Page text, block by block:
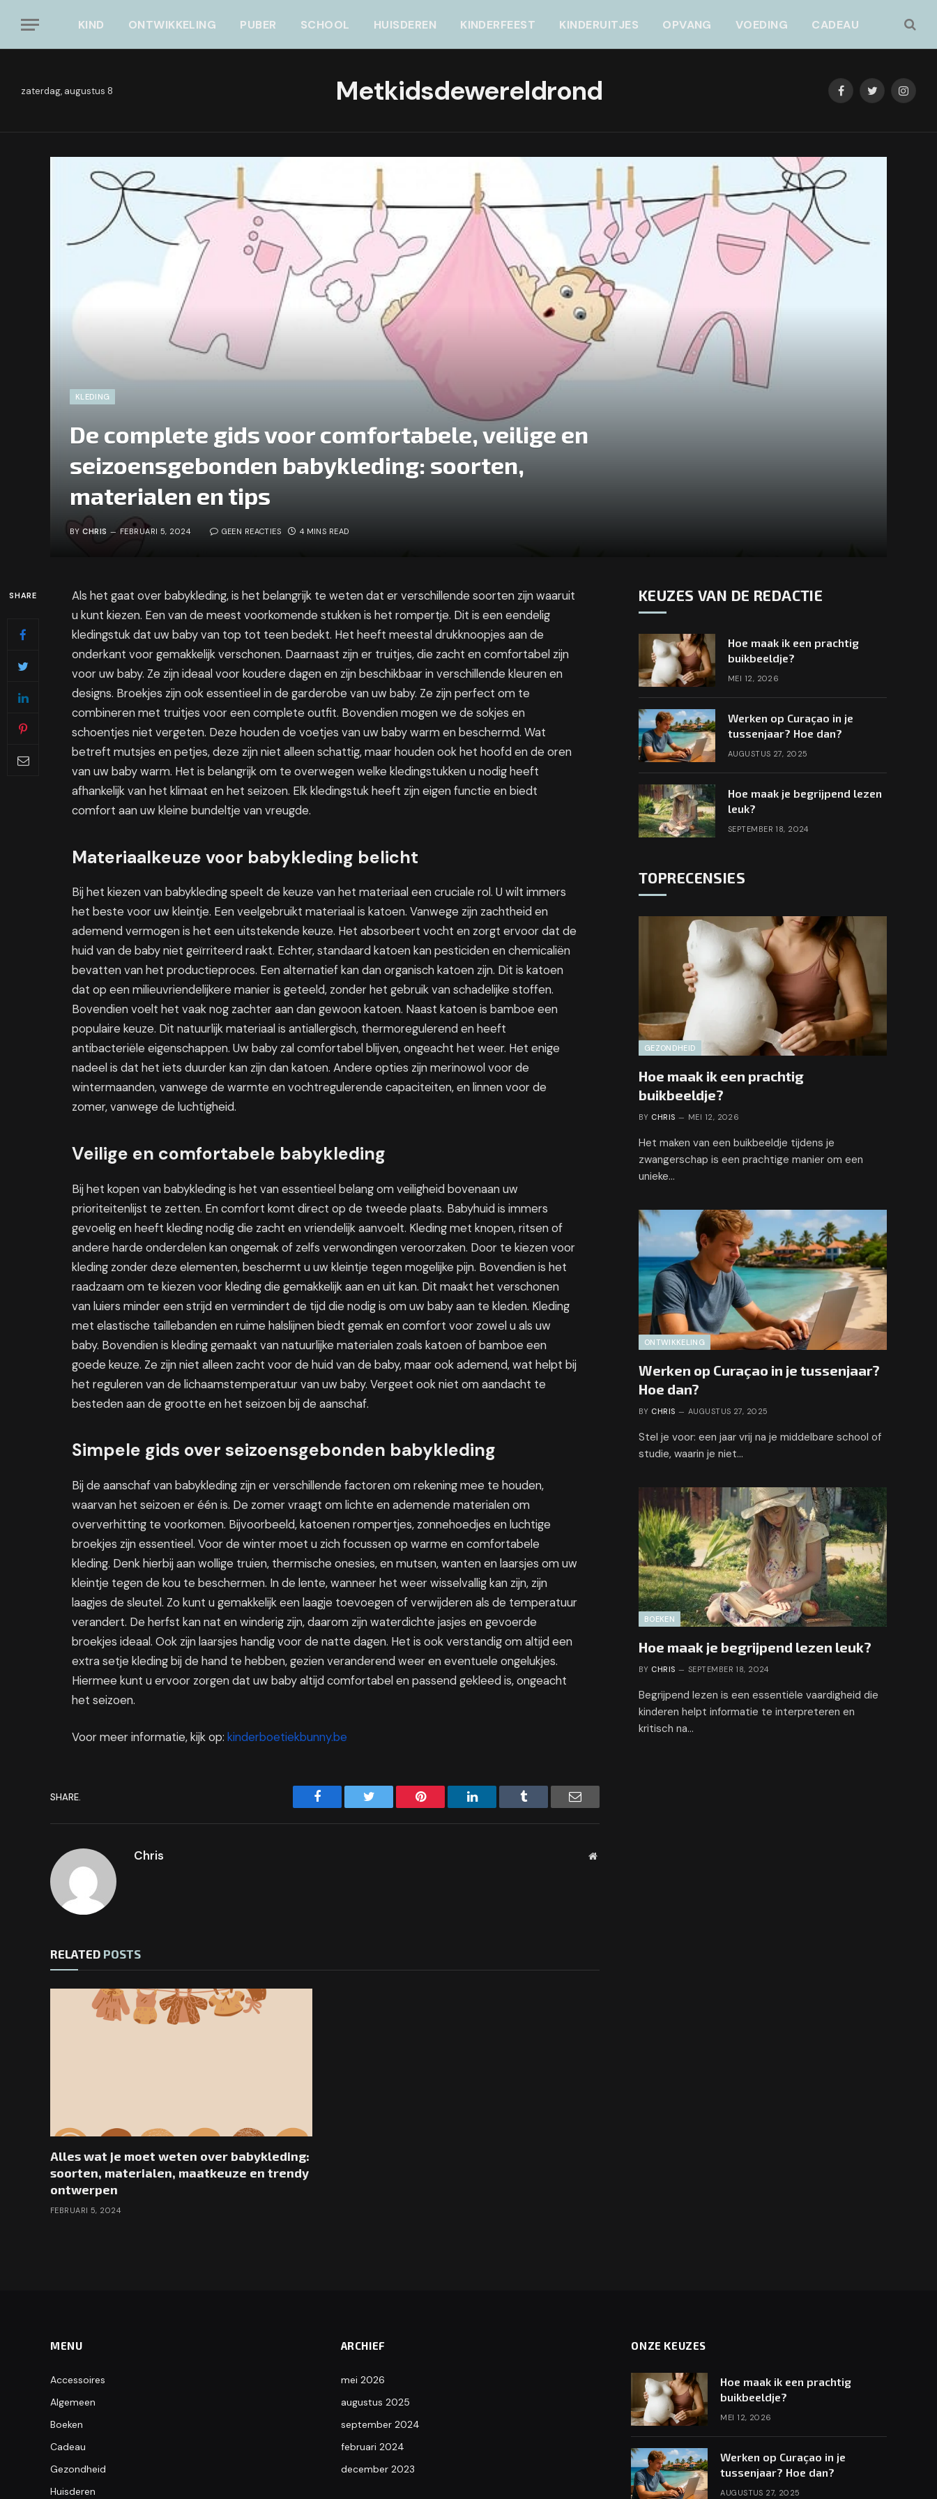
KIND ONTWIKKELING PUBER SCHOOL HUISDEREN KINDERFEEST KINDERUITJES OPVANG VOEDING CADEAU
zaterdag, augustus 8 Metkidsdewereldrond FacebookTwitter
KLEDING
De complete gids voor comfortabele, veilige en
seizoensgebonden babykleding: soorten,
materialen en tips
BY CHRIS FEBRUARI 5, 2024 GEEN REACTIES 4 MINS READ
SHARE
Als het gaat over babykleding, is het belangrijk te weten dat er verschillende soorten zijn waaruit
u kunt kiezen. Een van de meest voorkomende stukken is het rompertje. Dit is een eendelig
kledingstuk dat uw baby van top tot teen bedekt. Het heeft meestal drukknoopjes aan de
onderkant voor gemakkelijk verschonen. Daarnaast zijn er truitjes, die zacht en comfortabel zijn
voor uw baby. Ze zijn ideaal voor koudere dagen en zijn beschikbaar in verschillende kleuren en
designs. Broekjes zijn ook essentieel in de garderobe van uw baby. Ze zijn perfect om te
combineren met truitjes voor een complete outfit. Bovendien mogen we de sokjes en
schoentjes niet vergeten. Deze houden de voetjes van uw baby warm en beschermd. Wat
betreft mutsjes en petjes, deze zijn niet alleen schattig, maar houden ook het hoofd en de oren
van uw baby warm. Het is belangrijk om te overwegen welke kledingstukken u nodig heeft
afhankelijk van het klimaat en het seizoen. Elk kledingstuk heeft zijn eigen functie en biedt
comfort aan uw kleine bundeltje van vreugde.
Materiaalkeuze voor babykleding belicht
Bij het kiezen van babykleding speelt de keuze van het materiaal een cruciale rol. U wilt immers
het beste voor uw kleintje. Een veelgebruikt materiaal is katoen. Vanwege zijn zachtheid en
ademend vermogen is het een uitstekende keuze. Het absorbeert vocht en zorgt ervoor dat de
huid van de baby niet geïrriteerd raakt. Echter, standaard katoen kan pesticiden en chemicaliën
bevatten van het productieproces. Een alternatief kan dan organisch katoen zijn. Dit is katoen
dat op een milieuvriendelijkere manier is geteeld, zonder het gebruik van schadelijke stoffen.
Bovendien voelt het vaak nog zachter aan dan gewoon katoen. Naast katoen is bamboe een
populaire keuze. Dit natuurlijk materiaal is antiallergisch, thermoregulerend en heeft
antibacteriële eigenschappen. Uw baby zal comfortabel blijven, ongeacht het weer. Het enige
nadeel is dat het iets duurder kan zijn dan katoen. Andere opties zijn merinowol voor de
wintermaanden, vanwege de warmte en vochtregulerende capaciteiten, en linnen voor de
zomer, vanwege de luchtigheid.
Veilige en comfortabele babykleding
Bij het kopen van babykleding is het van essentieel belang om veiligheid bovenaan uw
prioriteitenlijst te zetten. En comfort komt direct op de tweede plaats. Babyhuid is immers
gevoelig en heeft kleding nodig die zacht en vriendelijk aanvoelt. Kleding met knopen, ritsen of
andere harde onderdelen kan ongemak of zelfs verwondingen veroorzaken. Door te kiezen voor
kleding zonder deze elementen, beschermt u uw kleintje tegen mogelijke pijn. Bovendien is het
raadzaam om te kiezen voor kleding die gemakkelijk aan en uit kan. Dit maakt het verschonen
van luiers minder een strijd en vermindert de tijd die nodig is om uw baby aan te kleden. Kleding
met elastische taillebanden en ruime halslijnen biedt gemak en comfort voor zowel u als uw
baby. Bovendien is kleding gemaakt van natuurlijke materialen zoals katoen of bamboe een
goede keuze. Ze zijn niet alleen zacht voor de huid van de baby, maar ook ademend, wat helpt bij
het reguleren van de lichaamstemperatuur van uw baby. Vergeet ook niet om aandacht te
besteden aan de grootte en het seizoen bij de aanschaf.
Simpele gids over seizoensgebonden babykleding
Bij de aanschaf van babykleding zijn er verschillende factoren om rekening mee te houden,
waarvan het seizoen er één is. De zomer vraagt om lichte en ademende materialen om
oververhitting te voorkomen. Bijvoorbeeld, katoenen rompertjes, zonnehoedjes en luchtige
broekjes zijn essentieel. Voor de winter moet u zich focussen op warme en comfortabele
kleding. Denk hierbij aan wollige truien, thermische onesies, en mutsen, wanten en laarsjes om uw
kleintje tegen de kou te beschermen. In de lente, wanneer het weer wisselvallig kan zijn, zijn
laagjes de sleutel. Zo kunt u gemakkelijk een laagje toevoegen of verwijderen als de temperatuur
verandert. De herfst kan nat en winderig zijn, daarom zijn waterdichte jasjes en gevoerde
broekjes ideaal. Ook zijn laarsjes handig voor de natte dagen. Het is ook verstandig om altijd een
extra setje kleding bij de hand te hebben, gezien veranderend weer en eventuele ongelukjes.
Hiermee kunt u ervoor zorgen dat uw baby altijd comfortabel en passend gekleed is, ongeacht
het seizoen.
Voor meer informatie, kijk op: kinderboetiekbunny.be
SHARE. Facebook Twitter Pinterest LinkedIn Tumblr Email
Chris Website
RELATED POSTS
Alles wat je moet weten over babykleding:
soorten, materialen, maatkeuze en trendy
ontwerpen
FEBRUARI 5, 2024
KEUZES VAN DE REDACTIE
Hoe maak ik een prachtig
buikbeeldje?
MEI 12, 2026
Werken op Curaçao in je
tussenjaar? Hoe dan?
AUGUSTUS 27, 2025
Hoe maak je begrijpend lezen
leuk?
SEPTEMBER 18, 2024
TOPRECENSIES
GEZONDHEID
Hoe maak ik een prachtig
buikbeeldje?
BY CHRIS MEI 12, 2026
Het maken van een buikbeeldje tijdens je
zwangerschap is een prachtige manier om een
unieke…
ONTWIKKELING
Werken op Curaçao in je tussenjaar?
Hoe dan?
BY CHRIS AUGUSTUS 27, 2025
Stel je voor: een jaar vrij na je middelbare school of
studie, waarin je niet…
BOEKEN
Hoe maak je begrijpend lezen leuk?
BY CHRIS SEPTEMBER 18, 2024
Begrijpend lezen is een essentiële vaardigheid die
kinderen helpt informatie te interpreteren en
kritisch na…
MENU
Accessoires
Algemeen
Boeken
Cadeau
Gezondheid
Huisderen
ARCHIEF
mei 2026
augustus 2025
september 2024
februari 2024
december 2023
ONZE KEUZES
Hoe maak ik een prachtig
buikbeeldje?
MEI 12, 2026
Werken op Curaçao in je
tussenjaar? Hoe dan?
AUGUSTUS 27, 2025